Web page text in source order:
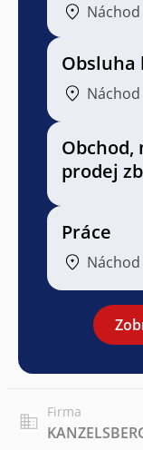
Náchod
Obsluha
Náchod
Obchod,
prodej
Práce
Náchod
Firma